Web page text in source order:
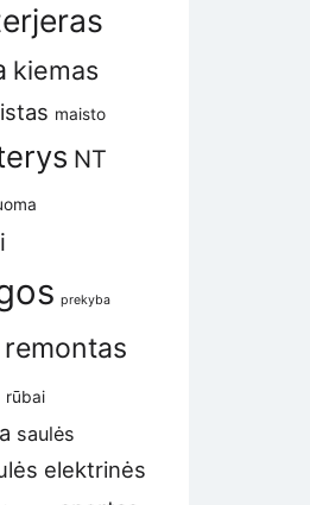
kiemas
maisto
NT
prekyba
remontas
rūbai
saulės
elektrinės